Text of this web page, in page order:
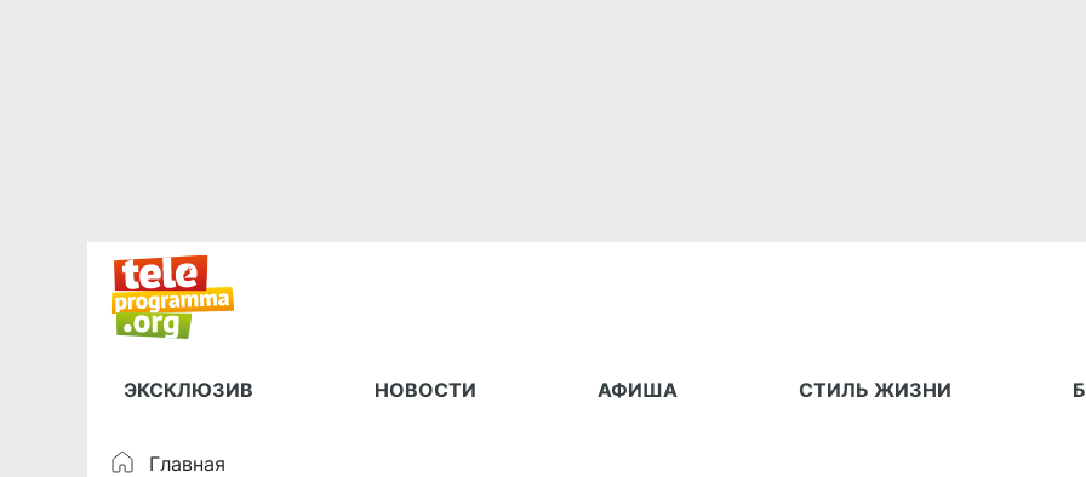
ЭКСКЛЮЗИВ НОВОСТИ АФИША СТИЛЬ ЖИЗНИ
Главная